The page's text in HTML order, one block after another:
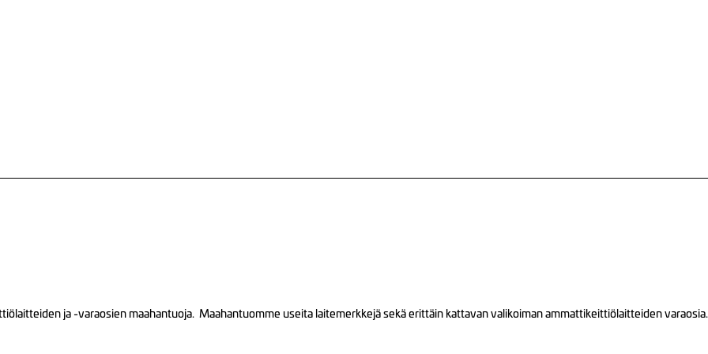
ja -varaosien maahantuoja. Maahantuomme useita laitemerkkejä sekä erittäin kattavan valikoiman ammattikeittiölaitteiden varaosia.